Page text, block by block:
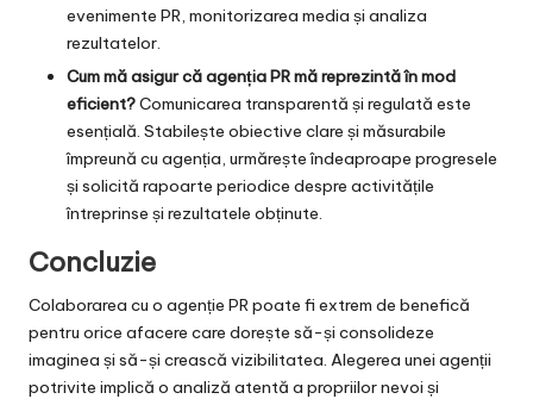
evenimente PR, monitorizarea media și analiza
rezultatelor.
Cum mă asigur că agenția PR mă reprezintă în mod
eficient?Comunicarea transparentă și regulată este
esențială. Stabilește obiective clare și măsurabile
împreună cu agenția, urmărește îndeaproape progresele
și solicită rapoarte periodice despre activitățile
întreprinse și rezultatele obținute.
Concluzie
Colaborarea cu o agenție PR poate fi extrem de benefică
pentru orice afacere care dorește să-și consolideze
imaginea și să-și crească vizibilitatea. Alegerea unei agenții
potrivite implică o analiză atentă a propriilor nevoi și